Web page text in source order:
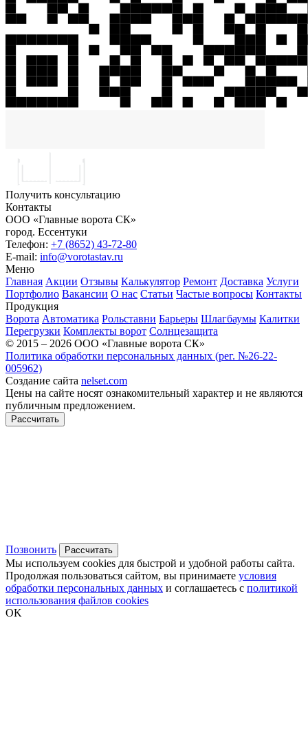
Получить консультацию
Контакты
ООО «Главные ворота СК»
город. Ессентуки
Телефон: +7 (8652) 43-72-80
E-mail: info@vorotastav.ru
Меню
Главная Акции Отзывы Калькулятор Ремонт Доставка Услуги
Портфолио Вакансии О нас Статьи Частые вопросы Контакты
Продукция
Ворота Автоматика Рольставни Барьеры Шлагбаумы Калитки
Перегрузки Комплекты ворот Солнцезащита
© 2015 – 2026 ООО «Главные ворота СК»
Политика обработки персональных данных (рег. №26-22-
005962)
Создание сайта nelset.com
Цены на сайте носят ознакомительный характер и не являются
публичным предложением.
Рассчитать
Позвонить Рассчитать
Мы используем cookies для быстрой и удобной работы сайта.
Продолжая пользоваться сайтом, вы принимаете условия
обработки персональных данных и соглашаетесь с политикой
использования файлов cookies
OK